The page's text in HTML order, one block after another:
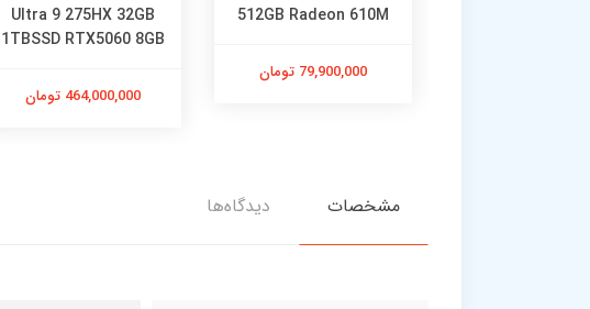
512GB Radeon 610M
79,900,000 تومان
Ultra 9 275HX 32GB
1TBSSD RTX5060 8GB
464,000,000 تومان
مشخصات دیدگاه‌ها